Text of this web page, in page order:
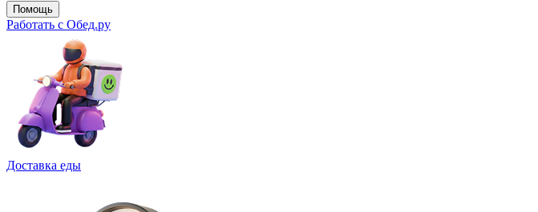
Помощь
Работать с Обед.ру
Доставка еды